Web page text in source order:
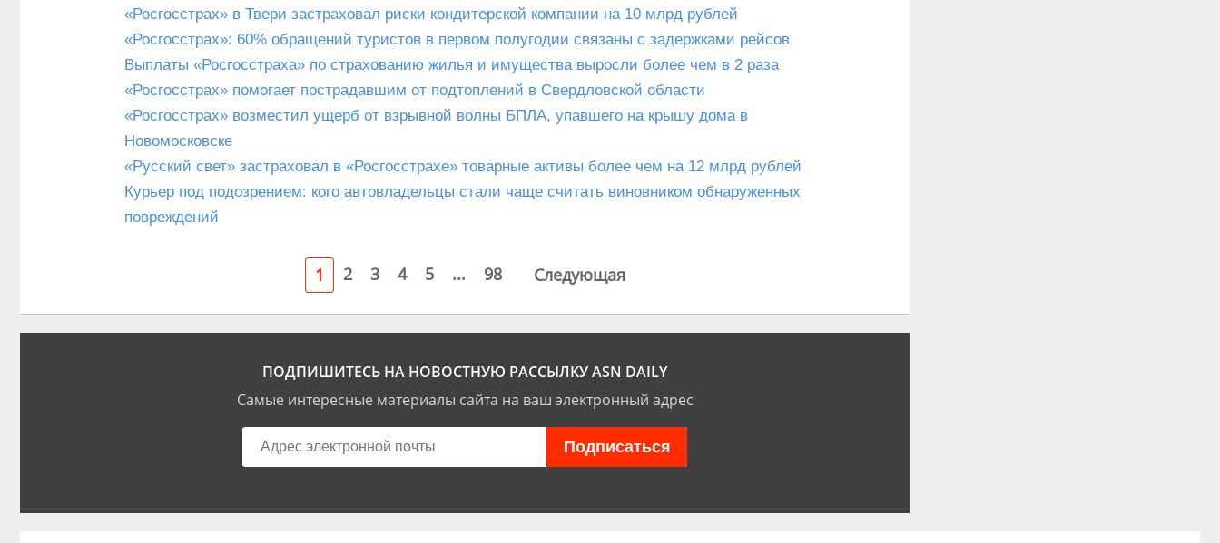
«Росгосстрах» в Твери застраховал риски кондитерской компании на 10 млрд рублей
«Росгосстрах»: 60% обращений туристов в первом полугодии связаны с задержками рейсов
Выплаты «Росгосстраха» по страхованию жилья и имущества выросли более чем в 2 раза
«Росгосстрах» помогает пострадавшим от подтоплений в Свердловской области
«Росгосстрах» возместил ущерб от взрывной волны БПЛА, упавшего на крышу дома в
Новомосковске
«Русский свет» застраховал в «Росгосстрахе» товарные активы более чем на 12 млрд рублей
Курьер под подозрением: кого автовладельцы стали чаще считать виновником обнаруженных
повреждений
1 2 3 4 5 ... 98 Следующая
ПОДПИШИТЕСЬ НА НОВОСТНУЮ РАССЫЛКУ ASN DAILY
Самые интересные материалы сайта на ваш электронный адрес